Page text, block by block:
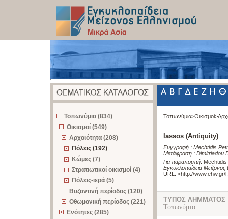
Τοπωνύμια (834)
Οικισμοί (549)
Αρχαιότητα (208)
Πόλεις (192)
Κώμες (7)
Στρατιωτικοί οικισμοί (4)
Πόλεις-ιερά (5)
Βυζαντινή περίοδος (120)
Οθωμανική περίοδος (221)
Ενότητες (285)
Τοπωνύμια>Οικισμοί>
Iassos (Antiquity)
Συγγραφή : Mechtidis
Μετάφραση : Dimitriadou
Για παραπομπή:
Εγκυκλοπαίδεια
URL: <http://www.ehw.gr/
ΤΥΠΟΣ ΛΗΜΜΑΤΟΣ
Τοπωνύμιο